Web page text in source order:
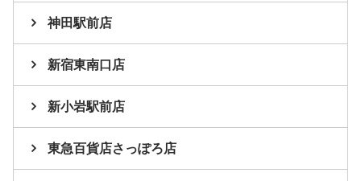
神田駅前店
新宿東南口店
新小岩駅前店
東急百貨店さっぽろ店